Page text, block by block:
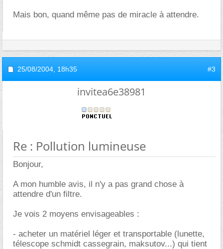
Mais bon, quand même pas de miracle à attendre.
25/08/2004, 18h35 #3
invitea6e38981
Re : Pollution lumineuse
Bonjour,
A mon humble avis, il n'y a pas grand chose à
attendre d'un filtre.
Je vois 2 moyens envisageables :
- acheter un matériel léger et transportable (lunette,
télescope schmidt cassegrain, maksutov...) qui tient